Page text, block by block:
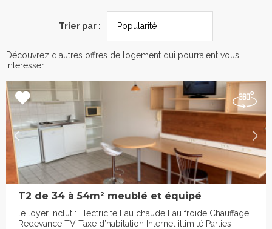
Trier par :
Découvrez d'autres offres de logement qui pourraient vous
intéresser.
T2 de 34 à 54m² meublé et équipé
le loyer inclut : Electricité Eau chaude Eau froide Chauffage
Redevance TV Taxe d’habitation Internet illimité Parties